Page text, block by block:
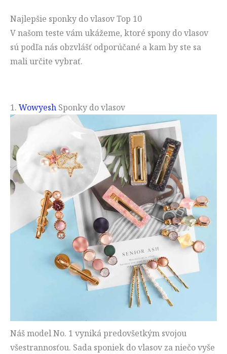
Najlepšie sponky do vlasov Top 10
V našom teste vám ukážeme, ktoré spony do vlasov
sú podľa nás obzvlášť odporúčané a kam by ste sa
mali určite vybrať.
1. Wowyesh Sponky do vlasov
Náš model No. 1 vyniká predovšetkým svojou
všestrannosťou. Sada sponiek do vlasov za niečo vyše